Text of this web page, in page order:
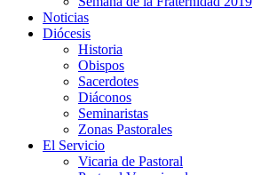
Noticias
Diócesis
Historia
Obispos
Sacerdotes
Diáconos
Seminaristas
Zonas Pastorales
El Servicio
Vicaria de Pastoral